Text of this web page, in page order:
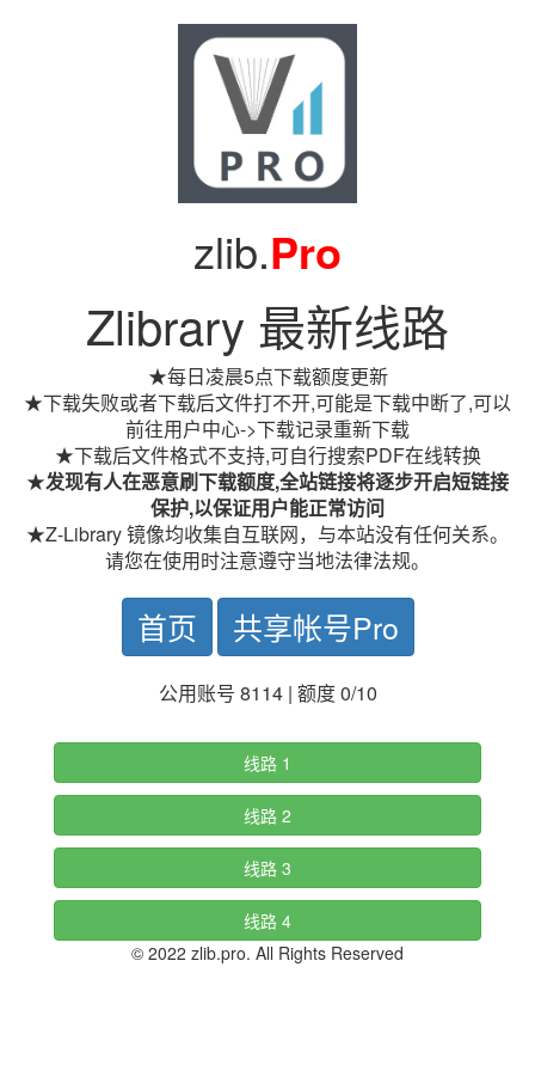
zlib.Pro
Zlibrary 最新线路
★每日凌晨5点下载额度更新
★下载失败或者下载后文件打不开,可能是下载中断了,可以
前往用户中心->下载记录重新下载
★下载后文件格式不支持,可自行搜索PDF在线转换
★发现有人在恶意刷下载额度,全站链接将逐步开启短链接
保护,以保证用户能正常访问
★Z-Library 镜像均收集自互联网，与本站没有任何关系。
请您在使用时注意遵守当地法律法规。
首页 共享帐号Pro
公用账号 8114 | 额度 0/10
线路 1
线路 2
线路 3
线路 4
© 2022 zlib.pro. All Rights Reserved